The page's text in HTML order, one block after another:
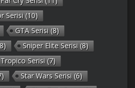
Serisi (10)
GTA Serisi (8)
Sniper Elite Serisi (8)
Tropico Serisi (7)
Star Wars Serisi (6)